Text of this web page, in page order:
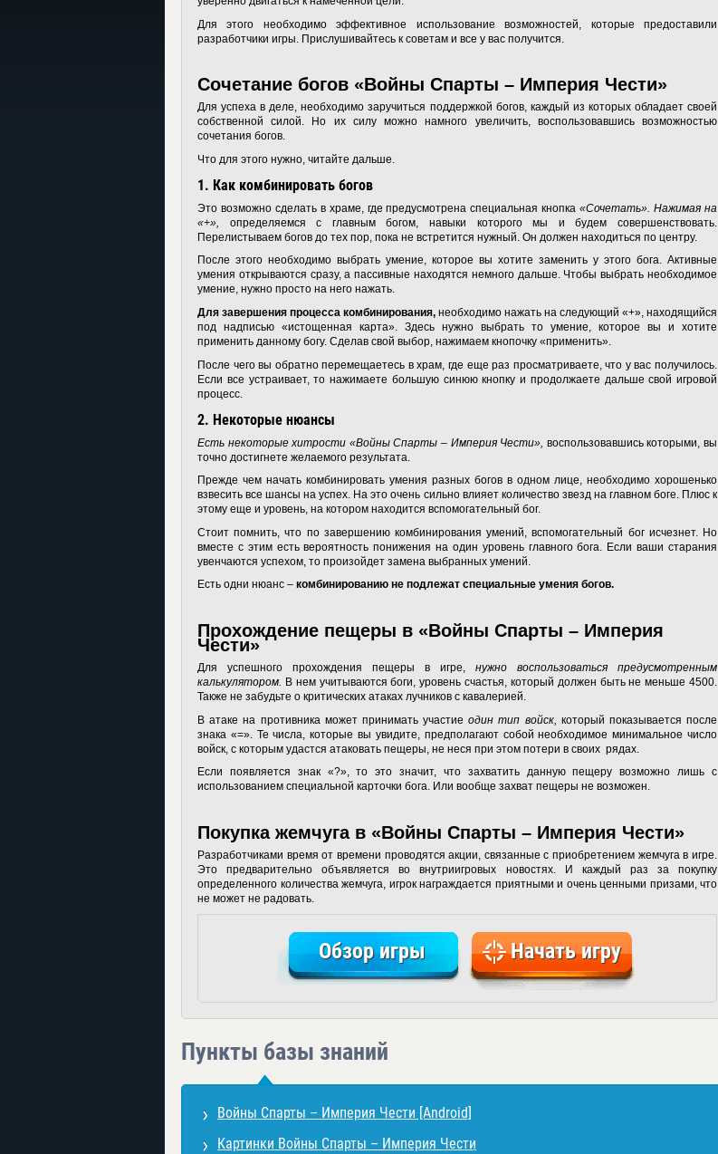
Для этого необходимо эффективное использование возможностей, которые предоставили
разработчики игры. Прислушивайтесь к советам и все у вас получится.
Сочетание богов «Войны Спарты – Империя Чести»
Для успеха в деле, необходимо заручиться поддержкой богов, каждый из которых обладает своей
собственной силой. Но их силу можно намного увеличить, воспользовавшись возможностью
сочетания богов.
Что для этого нужно, читайте дальше.
1. Как комбинировать богов
Это возможно сделать в храме, где предусмотрена специальная кнопка«Сочетать». Нажимая на
«+»,
определяемся с главным богом, навыки которого мы и будем совершенствовать.
Перелистываем богов до тех пор, пока не встретится нужный. Он должен находиться по центру.
После этого необходимо выбрать умение, которое вы хотите заменить у этого бога. Активные
умения открываются сразу, а пассивные находятся немного дальше. Чтобы выбрать необходимое
умение, нужно просто на него нажать.
Для завершения процесса комбинирования, необходимо нажать на следующий «+», находящийся
под надписью «истощенная карта». Здесь нужно выбрать то умение, которое вы и хотите
применить данному богу. Сделав свой выбор, нажимаем кнопочку «применить».
После чего вы обратно перемещаетесь в храм, где еще раз просматриваете, что у вас получилось.
Если все устраивает, то нажимаете большую синюю кнопку и продолжаете дальше свой игровой
процесс.
2. Некоторые нюансы
Есть некоторые хитрости «Войны Спарты – Империя Чести», воспользовавшись которыми, вы
точно достигнете желаемого результата.
Прежде чем начать комбинировать умения разных богов в одном лице, необходимо хорошенько
взвесить все шансы на успех. На это очень сильно влияет количество звезд на главном боге. Плюс к
этому еще и уровень, на котором находится вспомогательный бог.
Стоит помнить, что по завершению комбинирования умений, вспомогательный бог исчезнет. Но
вместе с этим есть вероятность понижения на один уровень главного бога. Если ваши старания
увенчаются успехом, то произойдет замена выбранных умений.
Есть одни нюанс – комбинированию не подлежат специальные умения богов.
Прохождение пещеры в «Войны Спарты – Империя
Чести»
Для успешного прохождения пещеры в игре, нужно воспользоваться предусмотренным
калькулятором. В нем учитываются боги, уровень счастья, который должен быть не меньше 4500.
Также не забудьте о критических атаках лучников с кавалерией.
В атаке на противника может принимать участиеодин тип войск, который показывается после
знака «=». Те числа, которые вы увидите, предполагают собой необходимое минимальное число
войск, с которым удастся атаковать пещеры, не неся при этом потери в своих рядах.
Если появляется знак «?», то это значит, что захватить данную пещеру возможно лишь с
использованием специальной карточки бога. Или вообще захват пещеры не возможен.
Покупка жемчуга в «Войны Спарты – Империя Чести»
Разработчиками время от времени проводятся акции, связанные с приобретением жемчуга в игре.
Это предварительно объявляется во внутриигровых новостях. И каждый раз за покупку
определенного количества жемчуга, игрок награждается приятными и очень ценными призами, что
не может не радовать.
Обзор игры Начать игру
Пункты базы знаний
Войны Спарты – Империя Чести [Android]
Картинки Войны Спарты – Империя Чести